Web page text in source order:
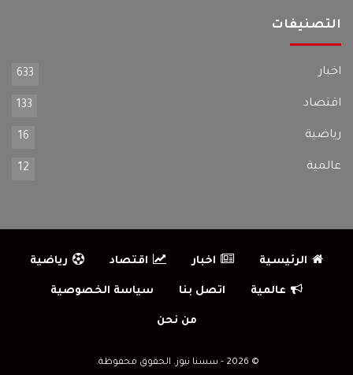
التصنيفات
اخبار 633
اقتصاد 133
رياضية 16
عالمية 12
الرئيسية اخبار اقتصاد رياضية
عالمية اتصل بنا سياسة الخصوصية
من نحن
© 2026 - سسنا نيوز. الحقوق محفوظة.